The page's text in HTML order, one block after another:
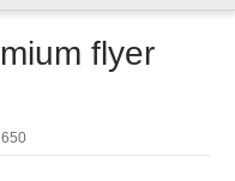
flyer
650